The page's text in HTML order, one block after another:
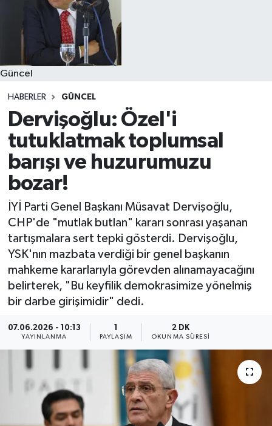
Güncel
HABERLER GÜNCEL
Dervişoğlu: Özel'i
tutuklatmak toplumsal
barışı ve huzurumuzu
bozar!
İYİ Parti Genel Başkanı Müsavat Dervişoğlu,
CHP'de "mutlak butlan" kararı sonrası yaşanan
tartışmalara sert tepki gösterdi. Dervişoğlu,
YSK'nın mazbata verdiği bir genel başkanın
mahkeme kararlarıyla görevden alınamayacağını
belirterek, "Bu keyfilik demokrasimize yönelmiş
bir darbe girişimidir" dedi.
07.06.2026 - 10:13
YAYINLANMA
1
PAYLAŞIM
2 DK
OKUNMA SÜRESI